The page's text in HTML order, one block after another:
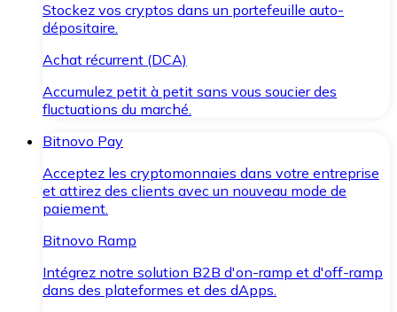
Stockez vos cryptos dans un portefeuille auto-
dépositaire.
Achat récurrent (DCA)
Accumulez petit à petit sans vous soucier des
fluctuations du marché.
Bitnovo Pay
Acceptez les cryptomonnaies dans votre entreprise
et attirez des clients avec un nouveau mode de
paiement.
Bitnovo Ramp
Intégrez notre solution B2B d'on-ramp et d'off-ramp
dans des plateformes et des dApps.